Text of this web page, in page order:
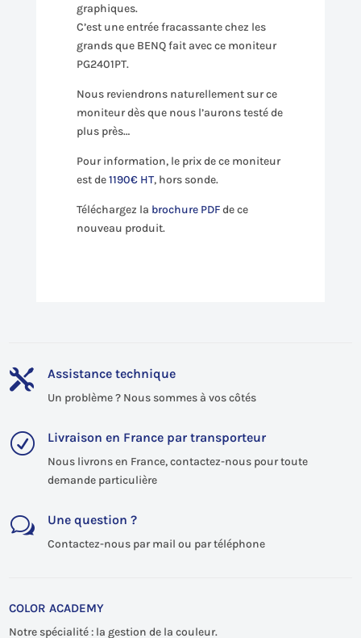
graphiques.
C’est une entrée fracassante chez les
grands que BENQ fait avec ce moniteur
PG2401PT.
Nous reviendrons naturellement sur ce
moniteur dès que nous l’aurons testé de
plus près…
Pour information, le prix de ce moniteur
est de1190€ HT, hors sonde.
Téléchargez la brochure PDFde ce
nouveau produit.
 Assistance technique
Un problème ? Nous sommes à vos côtés
R Livraison en France par transporteur
Nous livrons en France, contactez-nous pour toute
demande particulière
w Une question ?
Contactez-nous par mail ou par téléphone
COLOR ACADEMY
Notre spécialité : la gestion de la couleur.